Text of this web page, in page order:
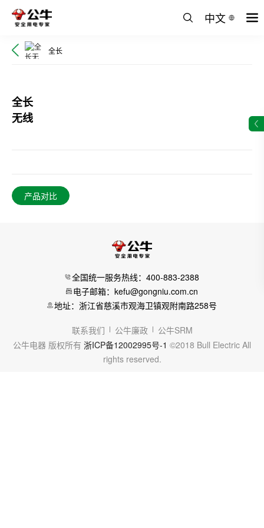
中文
全长
全长
无线
产品对比
全国统一服务热线：400-883-2388
电子邮箱：kefu@gongniu.com.cn
地址：浙江省慈溪市观海卫镇观附南路258号
联系我们 公牛廉政
公牛SRM
公牛电器 版权所有 浙ICP备12002995号-1 ©2018 Bull Electric All
rights reserved.